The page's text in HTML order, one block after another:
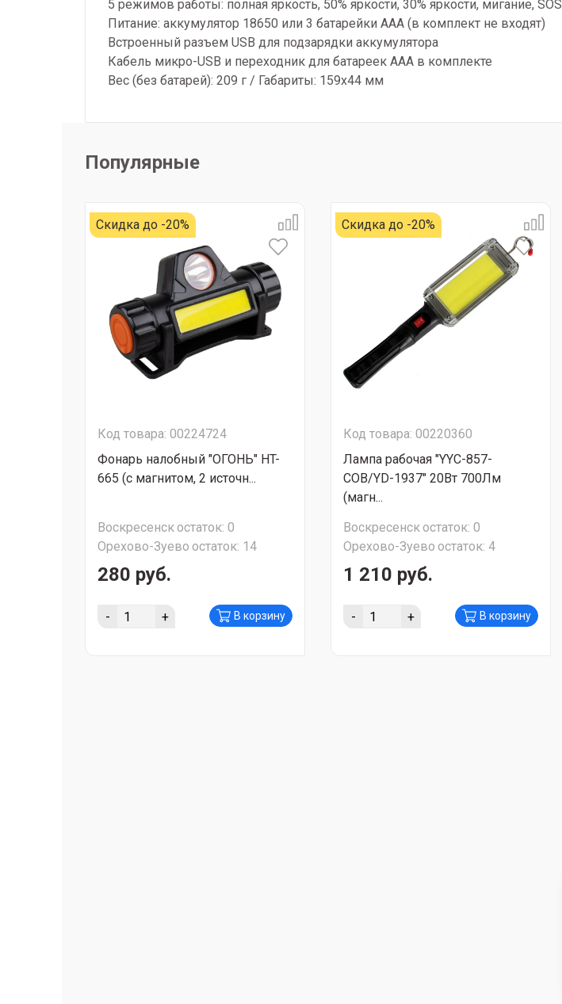
5 режимов работы: полная яркость, 50% яркости, 30% яркости, мигание, SOS
Питание: аккумулятор 18650 или 3 батарейки AAA (в комплект не входят)
Встроенный разъем USB для подзарядки аккумулятора
Кабель микро-USB и переходник для батареек AAA в комплекте
Вес (без батарей): 209 г / Габариты: 159х44 мм
Популярные
Скидка до -20%
Код товара: 00224724
Фонарь налобный "ОГОНЬ" HT-
665 (с магнитом, 2 источн...
Воскресенскостаток: 0
Орехово-Зуево остаток: 14
280 руб.
- + В корзину
Скидка до -20%
Код товара: 00220360
Лампа рабочая "YYC-857-
COB/YD-1937" 20Вт 700Лм
(магн...
Воскресенскостаток: 0
Орехово-Зуево остаток: 4
1 210 руб.
- + В корзину